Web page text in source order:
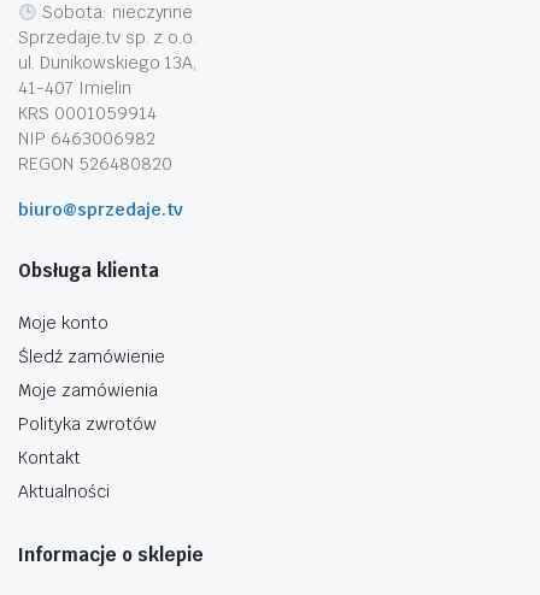
Sobota: nieczynne
Sprzedaje.tv sp. z o.o.
ul. Dunikowskiego 13A,
41-407 Imielin
KRS 0001059914
NIP 6463006982
REGON 526480820
biuro@sprzedaje.tv
Obsługa klienta
Moje konto
Śledź zamówienie
Moje zamówienia
Polityka zwrotów
Kontakt
Aktualności
Informacje o sklepie